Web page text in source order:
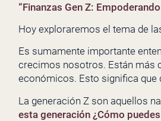
“Finanzas Gen Z:
Hoy exploraremos el tema de
Es sumamente importante
crecimos nosotros. Están más
económicos. Esto significa que
La generación Z son aquellos
esta generación ¿Cómo